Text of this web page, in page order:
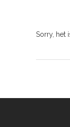
Sorry, het